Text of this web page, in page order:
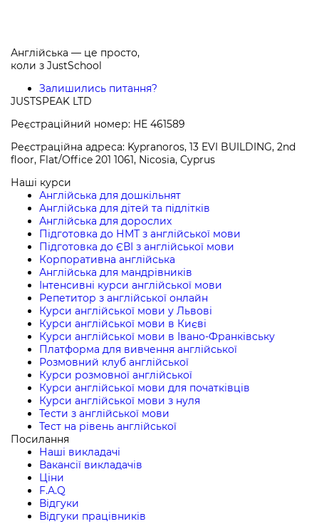
Англійська — це просто,
коли з JustSchool
Залишились питання?
JUSTSPEAK LTD
Реєстраційний номер: HE 461589
Реєстраційна адреса: Kypranoros, 13 EVI BUILDING, 2nd
floor, Flat/Office 201 1061, Nicosia, Cyprus
Наші курси
Англійська для дошкільнят
Англійська для дітей та підлітків
Англійська для дорослих
Підготовка до НМТ з англійської мови
Підготовка до ЄВІ з англійської мови
Корпоративна англійська
Англійська для мандрівників
Інтенсивні курси англійської мови
Репетитор з англійської онлайн
Курси англійської мови у Львові
Курси англійської мови в Києві
Курси англійської мови в Івано-Франківську
Платформа для вивчення англійської
Розмовний клуб англійської
Курси розмовної англійської
Курси англійської мови для початківців
Курси англійської мови з нуля
Тести з англійської мови
Тест на рівень англійської
Посилання
Наші викладачі
Вакансії викладачів
Ціни
F.A.Q
Відгуки
Відгуки працівників